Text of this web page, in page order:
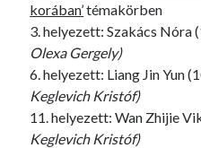
korában’témakörben
3. helyezett: Szakács Nóra
Olexa Gergely)
6. helyezett: Liang Jin Yun
Keglevich Kristóf)
11. helyezett: Wan Zhijie
Keglevich Kristóf)